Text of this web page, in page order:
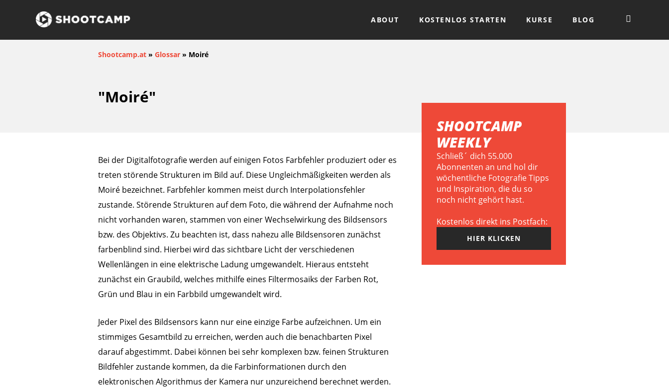
ABOUT KOSTENLOS STARTEN KURSE BLOG
Shootcamp.at » Glossar » Moiré
"Moiré"
Bei der Digitalfotografie werden auf einigen Fotos Farbfehler produziert oder es
treten störende Strukturen im Bild auf. Diese Ungleichmäßigkeiten werden als
Moiré bezeichnet. Farbfehler kommen meist durch Interpolationsfehler
zustande. Störende Strukturen auf dem Foto, die während der Aufnahme noch
nicht vorhanden waren, stammen von einer Wechselwirkung des Bildsensors
bzw. des Objektivs. Zu beachten ist, dass nahezu alle Bildsensoren zunächst
farbenblind sind. Hierbei wird das sichtbare Licht der verschiedenen
Wellenlängen in eine elektrische Ladung umgewandelt. Hieraus entsteht
zunächst ein Graubild, welches mithilfe eines Filtermosaiks der Farben Rot,
Grün und Blau in ein Farbbild umgewandelt wird.
Jeder Pixel des Bildsensors kann nur eine einzige Farbe aufzeichnen. Um ein
stimmiges Gesamtbild zu erreichen, werden auch die benachbarten Pixel
darauf abgestimmt. Dabei können bei sehr komplexen bzw. feinen Strukturen
Bildfehler zustande kommen, da die Farbinformationen durch den
elektronischen Algorithmus der Kamera nur unzureichend berechnet werden.
SHOOTCAMP
WEEKLY
Schließ´ dich 55.000
Abonnenten an und hol dir
wöchentliche Fotografie Tipps
und Inspiration, die du so
noch nicht gehört hast.
Kostenlos direkt ins Postfach:
HIER KLICKEN